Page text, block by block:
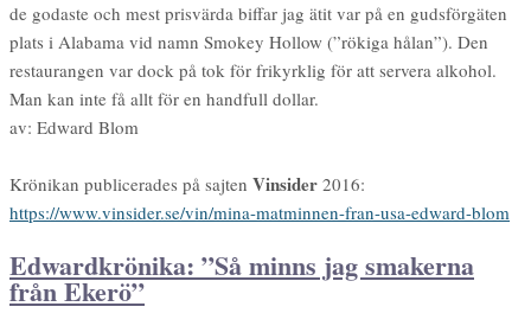
de godaste och mest prisvärda biffar jag ätit var på en gudsförgäten
plats i Alabama vid namn Smokey Hollow (”rökiga hålan”). Den
restaurangen var dock på tok för frikyrklig för att servera alkohol.
Man kan inte få allt för en handfull dollar.
av: Edward Blom
Krönikan publicerades på sajten Vinsider 2016:
https://www.vinsider.se/vin/mina-matminnen-fran-usa-edward-blom
Edwardkrönika: ”Så minns jag smakerna
från Ekerö”